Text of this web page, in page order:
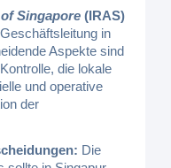
Singapore (IRAS)
in
Aspekte sind
die lokale
und operative
der
Die